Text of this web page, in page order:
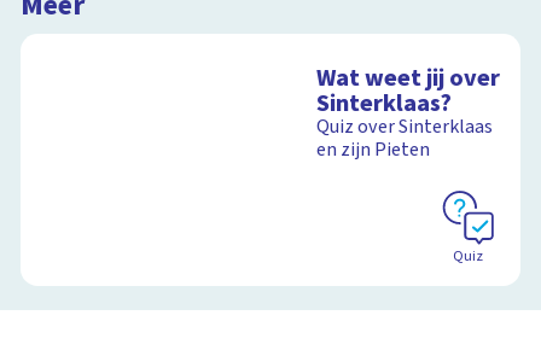
Wat weet jij over
Sinterklaas?
Quiz over Sinterklaas
en zijn Pieten
Quiz